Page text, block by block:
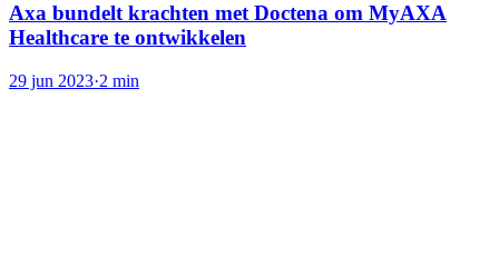
Axa bundelt krachten met Doctena om MyAXA
Healthcare te ontwikkelen
29 jun 2023·2 min